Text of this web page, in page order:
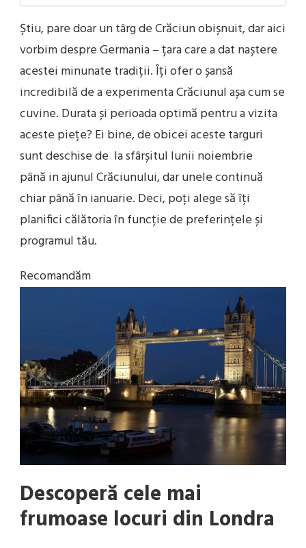
Știu, pare doar un târg de Crăciun obișnuit, dar aici
vorbim despre Germania – țara care a dat naștere
acestei minunate tradiții. Îți ofer o șansă
incredibilă de a experimenta Crăciunul așa cum se
cuvine. Durata și perioada optimă pentru a vizita
aceste piețe? Ei bine, de obicei aceste targuri
sunt deschise de la sfârșitul lunii noiembrie
până in ajunul Crăciunului, dar unele continuă
chiar până în ianuarie. Deci, poți alege să îți
planifici călătoria în funcție de preferințele și
programul tău.
Recomandăm
Descoperă cele mai
frumoase locuri din Londra